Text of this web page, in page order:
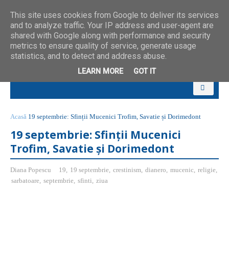
Acasă 19 septembrie: Sfinții Mucenici Trofim, Savatie și Dorimedont
19 septembrie: Sfinții Mucenici
Trofim, Savatie și Dorimedont
Diana Popescu 19, 19 septembrie, crestinism, dianero, mucenic, religie,
sarbatoare, septembrie, sfinti, ziua
This site uses cookies from Google to deliver its services
and to analyze traffic. Your IP address and user-agent are
shared with Google along with performance and security
metrics to ensure quality of service, generate usage
statistics, and to detect and address abuse.
LEARN MORE GOT IT